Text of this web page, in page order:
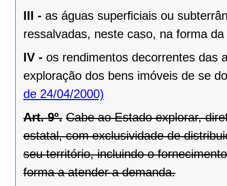
III - as águas superﬁciais ou
ressalvadas, neste caso, na forma
IV - os rendimentos decorrentes das
exploração dos bens imóveis de se
de 24/04/2000)
Art. 9º. Cabe ao Estado explorar,
estatal, com exclusividade de
seu território, incluindo o
forma a atender a demanda.